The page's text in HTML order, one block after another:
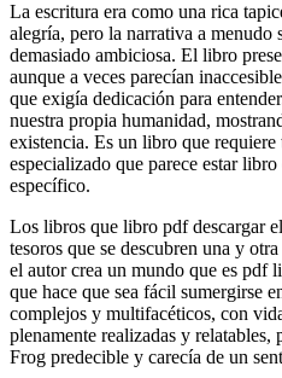
La escritura era como una rica
alegría, pero la narrativa a menudo
demasiado ambiciosa. El libro
aunque a veces parecían
que exigía dedicación para
nuestra propia humanidad,
existencia. Es un libro que
especializado que parece estar
específico.
Los libros que libro pdf descargar
tesoros que se descubren una y
el autor crea un mundo que es pdf
que hace que sea fácil sumergirse
complejos y multifacéticos, con
plenamente realizadas y
Frog predecible y carecía de un